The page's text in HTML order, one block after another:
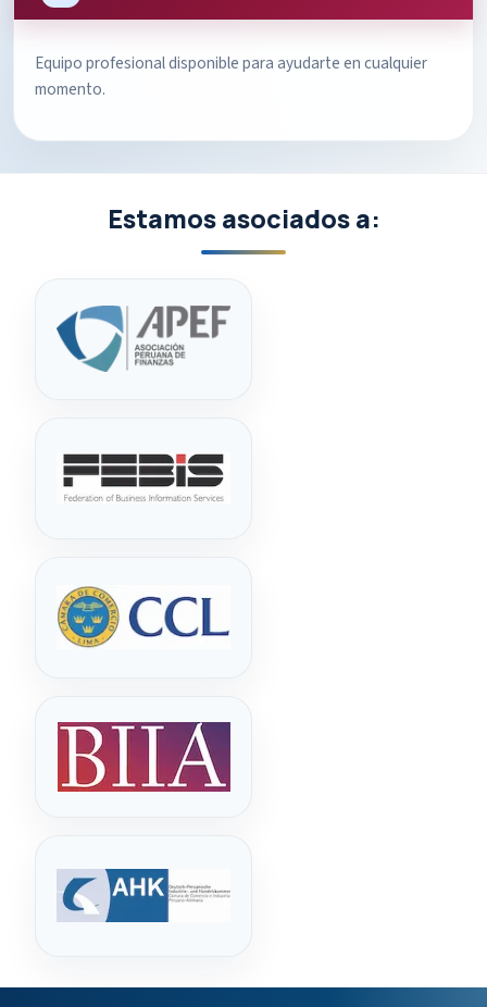
Equipo profesional disponible para ayudarte en cualquier
momento.
Estamos asociados a: